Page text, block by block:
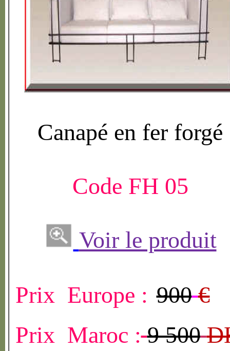
Canapé en fer forgé
Code FH 05
Voir le produit
Prix Europe : 900 €
Prix Maroc : 9 500